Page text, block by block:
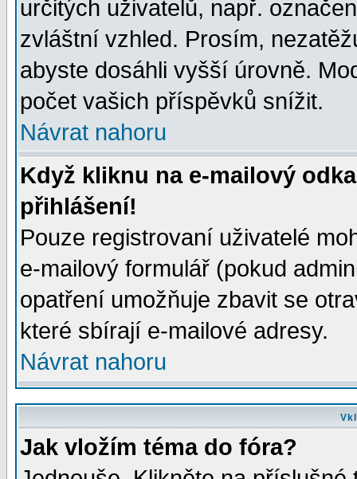
určitých uživatelů, např.
zvláštní vzhled. Prosím,
abyste dosáhli vyšší úrovně.
počet vašich příspěvků snížit.
Návrat nahoru
Když kliknu na e-mailový
přihlášení!
Pouze registrovaní uživatelé
e-mailový formulář (pokud
opatření umožňuje zbavit se
které sbírají e-mailové adresy.
Návrat nahoru
Jak vložím téma do fóra?